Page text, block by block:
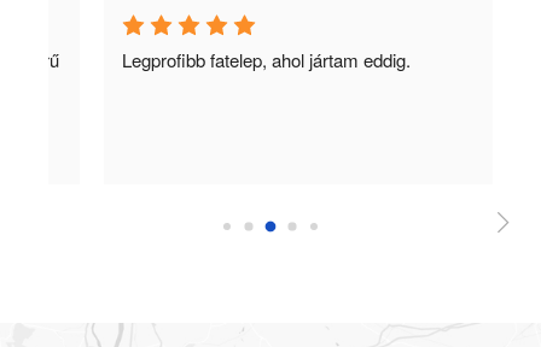
Legprofibb fatelep, ahol jártam eddig.